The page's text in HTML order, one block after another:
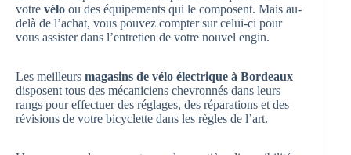
votre vélo ou des équipements qui le composent. Mais au-
delà de l’achat, vous pouvez compter sur celui-ci pour
vous assister dans l’entretien de votre nouvel engin.
Les meilleurs magasins de vélo électrique à Bordeaux
disposent tous des mécaniciens chevronnés dans leurs
rangs pour effectuer des réglages, des réparations et des
révisions de votre bicyclette dans les règles de l’art.